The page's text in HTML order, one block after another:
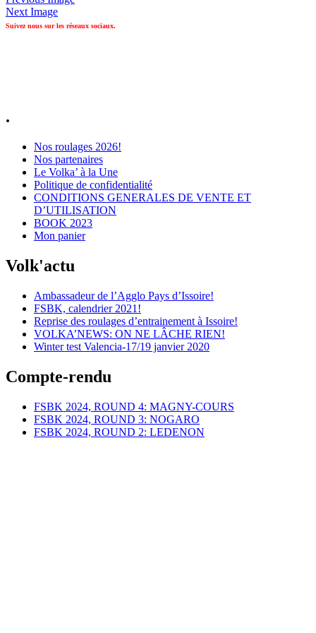
Next Image
Suivez nous sur les réseaux sociaux.
.
Nos roulages 2026!
Nos partenaires
Le Volka’ à la Une
Politique de confidentialité
CONDITIONS GENERALES DE VENTE ET
D’UTILISATION
BOOK 2023
Mon panier
Volk'actu
Ambassadeur de l’Agglo Pays d’Issoire!
FSBK, calendrier 2021!
Reprise des roulages d’entrainement à Issoire!
VOLKA’NEWS: ON NE LÂCHE RIEN!
Winter test Valencia-17/19 janvier 2020
Compte-rendu
FSBK 2024, ROUND 4: MAGNY-COURS
FSBK 2024, ROUND 3: NOGARO
FSBK 2024, ROUND 2: LEDENON